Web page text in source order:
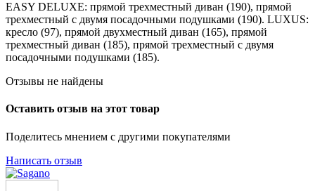
EASY DELUXE: прямой трехместный диван (190), прямой
трехместный с двумя посадочными подушками (190). LUXUS:
кресло (97), прямой двухместный диван (165), прямой
трехместный диван (185), прямой трехместный с двумя
посадочными подушками (185).
Отзывы не найдены
Оставить отзыв на этот товар
Поделитесь мнением с другими покупателями
Написать отзыв